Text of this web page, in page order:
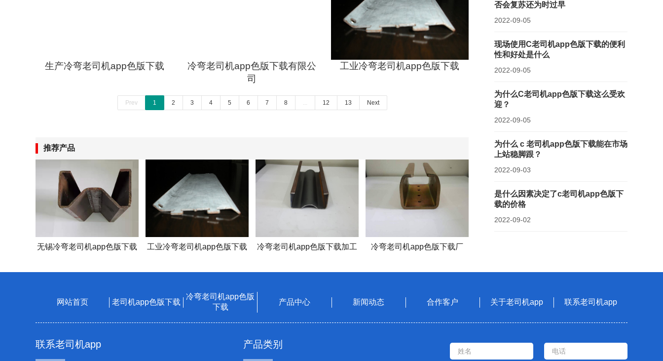
生产冷弯老司机app色版下载
冷弯老司机app色版下载有限公
司
工业冷弯老司机app色版下载
Prev 1 2 3 4 5 6 7 8 ... 12 13 Next
推荐产品
无锡冷弯老司机app色版下载 工业冷弯老司机app色版下载 冷弯老司机app色版下载加工 冷弯老司机app色版下载厂
否会复苏还为时过早
2022-09-05
现场使用C老司机app色版下载的便利
性和好处是什么
2022-09-05
为什么C老司机app色版下载这么受欢
迎？
2022-09-05
为什么 c 老司机app色版下载能在市场
上站稳脚跟？
2022-09-03
是什么因素决定了c老司机app色版下
载的价格
2022-09-02
网站首页 老司机app色版下载
冷弯老司机app色版
下载
产品中心 新闻动态 合作客户 关于老司机app 联系老司机app
联系老司机app 产品类别